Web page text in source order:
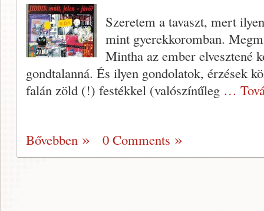
Szeretem a tavaszt, mert
mint gyerekkorom­ban.
Mintha az ember elvesztené
gondtalanná. És ilyen gondolatok, érzések
falán zöld (!) festékkel (valószínűleg …
Bővebben 0 Comments